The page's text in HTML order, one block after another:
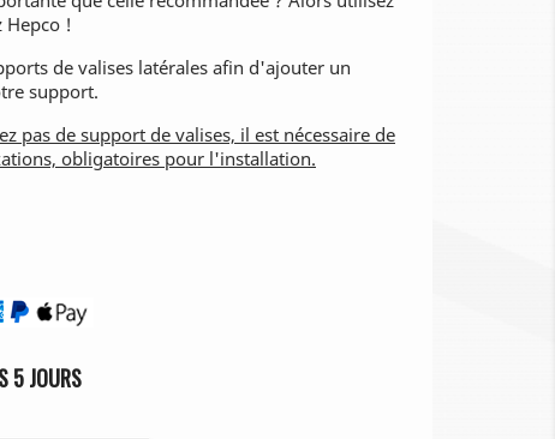
Hepco !
de valises latérales afin d'ajouter un
support.
pas de support de valises, il est nécessaire de
obligatoires pour l'installation.
5 JOURS